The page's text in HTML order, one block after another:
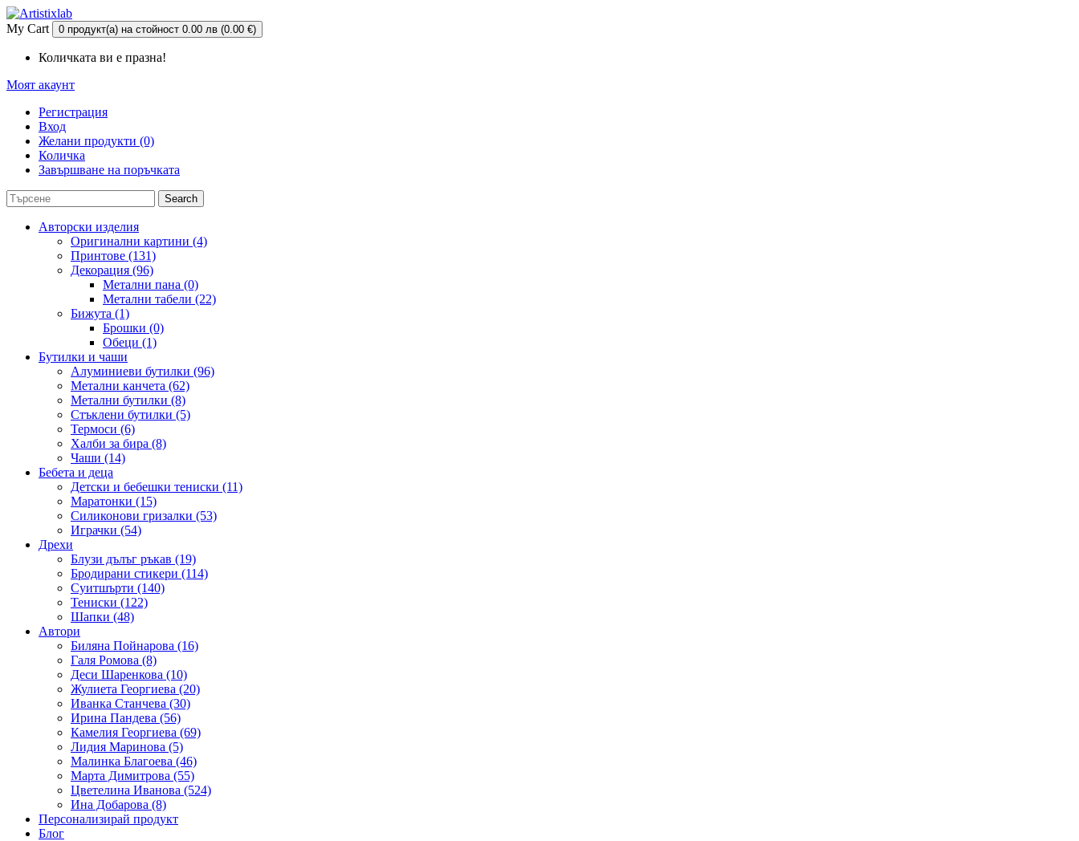
My Cart 0 продукт(а) на стойност 0.00 лв (0.00 €)
Количката ви е празна!
Моят акаунт
Регистрация
Вход
Желани продукти (0)
Количка
Завършване на поръчката
Search
Авторски изделия
Оригинални картини (4)
Принтове (131)
Декорация (96)
Метални пана (0)
Метални табели (22)
Бижута (1)
Брошки (0)
Обеци (1)
Бутилки и чаши
Алуминиеви бутилки (96)
Метални канчета (62)
Метални бутилки (8)
Стъклени бутилки (5)
Термоси (6)
Халби за бира (8)
Чаши (14)
Бебета и деца
Детски и бебешки тениски (11)
Маратонки (15)
Силиконови гризалки (53)
Играчки (54)
Дрехи
Блузи дълъг ръкав (19)
Бродирани стикери (114)
Суитшърти (140)
Тениски (122)
Шапки (48)
Автори
Биляна Пойнарова (16)
Галя Ромова (8)
Деси Шаренкова (10)
Жулиета Георгиева (20)
Иванка Станчева (30)
Ирина Пандева (56)
Камелия Георгиева (69)
Лидия Маринова (5)
Малинка Благоева (46)
Марта Димитрова (55)
Цветелина Иванова (524)
Ина Добарова (8)
Персонализирай продукт
Блог